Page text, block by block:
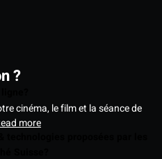
?
cinéma, le film et la séance de
more